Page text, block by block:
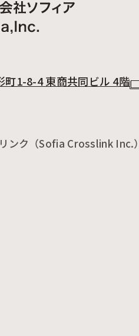
町1-8-4 東商共同ビル 4階
ンク（Sofia Crosslink Inc.